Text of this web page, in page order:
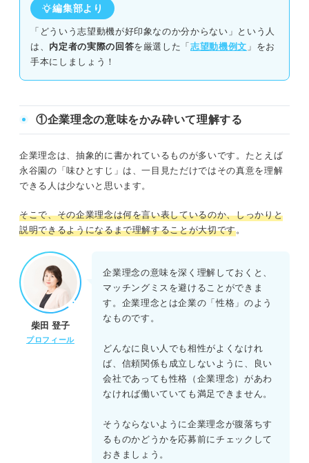
編集部より
「どういう志望動機が好印象なのか分からない」という人
は、 内定者の実際の回答を厳選した「志望動機例文 」をお
手本にしましょう！
①企業理念の意味をかみ砕いて理解する
企業理念は、抽象的に書かれているものが多いです。たとえば
永谷園の「味ひとすじ」は、一目見ただけではその真意を理解
できる人は少ないと思います。
そこで、その企業理念は何を言い表しているのか、しっかりと
説明できるようになるまで理解することが大切です。
柴田 登子
プロフィール
企業理念の意味を深く理解しておくと、
マッチングミスを避けることができま
す。企業理念とは企業の「性格」のよう
なものです。
どんなに良い人でも相性がよくなけれ
ば、信頼関係も成立しないように、良い
会社であっても性格（企業理念）があわ
なければ働いていても満足できません。
そうならないように企業理念が腹落ちす
るものかどうかを応募前にチェックして
おきましょう。